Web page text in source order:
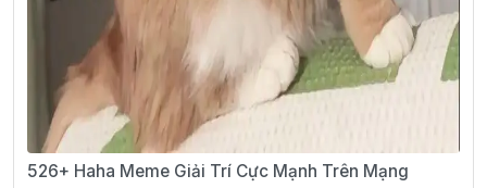
526+ Haha Meme Giải Trí Cực Mạnh Trên Mạng